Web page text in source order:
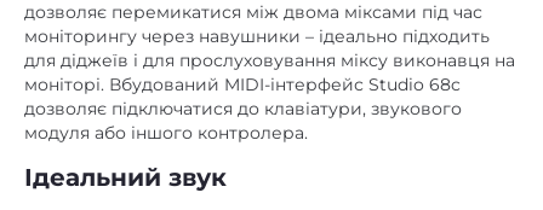
дозволяє перемикатися між двома міксами під час
моніторингу через навушники – ідеально підходить
для діджеїв і для прослуховування міксу виконавця на
моніторі. Вбудований MIDI-інтерфейс Studio 68c
дозволяє підключатися до клавіатури, звукового
модуля або іншого контролера.
Ідеальний звук